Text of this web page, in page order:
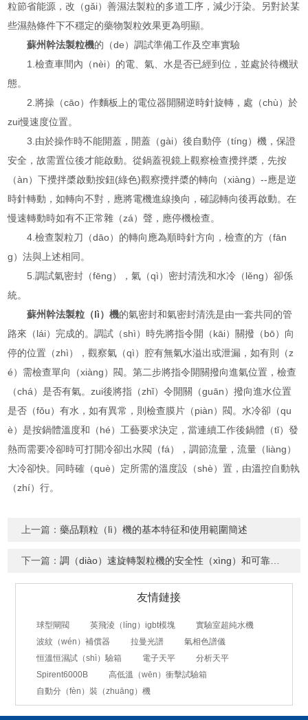
粒節省能源，改（gǎi）善濕法製粒的多道工序，減少汙染。另對於某
些濕熱條件下不穩定的藥物製粒效果更為明顯。
蘇州幹法製粒機的（de）調試準備工作及空車實驗
1.檢查車間內（nèi）的電、氣、水是否已經到位，並處於待機狀
態。
2.將操（cāo）作麵板上的電位器開關逆時針旋轉，處（chù）於
zui慢速度位置。
3.由於操作時不能開蓋，開蓋（gài）後自動停（tíng）機，保證
安全，故需置位後才能啟動。從鍋蓋視鏡上觀察檢查攪拌槳，先按
（àn）下攪拌槳啟動按鈕(綠色)觀察攪拌槳的轉向（xiàng）--應是逆
時針轉動，如轉向不對，應將電機進線換向，確認轉向後再啟動。在
慢速轉動時如有不正常雜（zá）聲，應停機檢查。
4.檢查製粒刀（dāo）的轉向應為順時針方向，檢查的方（fān
g）法與上述相同。
5.調試氣密封（fēng），氣（qì）密封清洗和水冷（lěng）卻係
統。
蘇州幹法製粒（lì）機的氣密封和氣密封清洗是由一套共同的管
路來（lái）完成的。調試（shì）時先將指令開（kāi）關撥（bō）向
停的位置（zhì），觀察氣（qì）腔有無氣水溢出或泄漏，如有則（z
é）需檢查單向（xiàng）閥。第二步將指令開關撥向進氣位置，檢查
（chá）是否有氣。zui後將指（zhǐ）令開關（guān）撥向進水位置
是否（fǒu）有水，如有異常，則檢查膜片（piàn）閥。水冷卻（qu
è）是按鍋體溫度和（hé）工藝要求決定，當連續工作後鍋體（tǐ）發
熱而需要冷卻時可打開冷卻出水閥（fá），調節流量，流量（liàng）
大冷卻快。同時確（què）定所需的溫度設（shè）置，由溫控自動執
（zhí）行。
上一篇：藥品顆粒（lì）機的基本特征和使用範圍簡述
下一篇：調（diào）速旋轉製粒機的安全性（xìng）和可靠性（xìng）要求
友情鏈接
球型閘閥 英飛淩（líng）igbt模塊
實驗室超純水機
波紋（wén）補償器
拉曼光譜
氣相色譜儀
恒溫恒濕試（shì）驗箱
電子天平
分析天平
Spirent6000B
高低溫（wēn）衝擊試驗箱
自動分（fèn）裝（zhuāng）機